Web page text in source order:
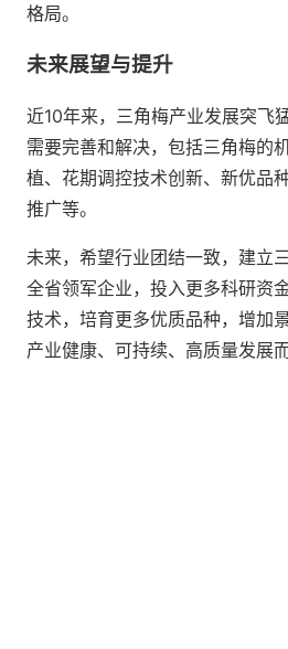
格局。
未来展望与提升
近10年来，三角梅产业发展突飞
需要完善和解决，包括三角梅的
植、花期调控技术创新、新优品
推广等。
未来，希望行业团结一致，建立
全省领军企业，投入更多科研资
技术，培育更多优质品种，增加
产业健康、可持续、高质量发展而